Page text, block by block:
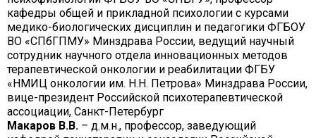
кафедры общей и прикладной психологии с курсами
медико-биологических дисциплин и педагогики ФГБОУ
ВО «СПбГПМУ» Минздрава России, ведущий научный
сотрудник научного отдела инновационных методов
терапевтической онкологии и реабилитации ФГБУ
«НМИЦ онкологии им. Н.Н. Петрова» Минздрава России,
вице-президент Российской психотерапевтической
ассоциации, Санкт-Петербург
Макаров В.В. – д.м.н., профессор, заведующий